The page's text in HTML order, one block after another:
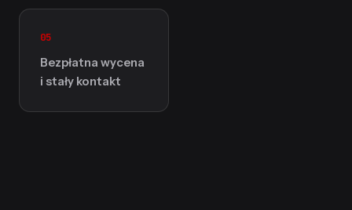
05
Bezpłatna wycena
i stały kontakt